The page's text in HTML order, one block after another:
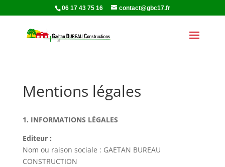
06 17 43 75 16 contact@gbc17.fr
Mentions légales
1. INFORMATIONS LÉGALES
Editeur :
Nom ou raison sociale : GAETAN BUREAU
CONSTRUCTION